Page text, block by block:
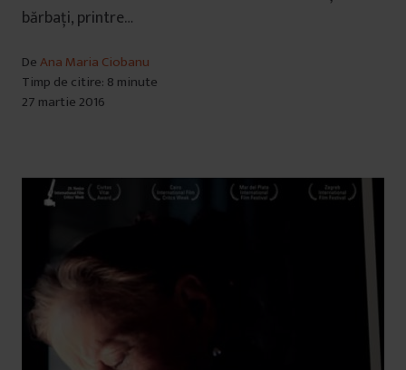
bărbați, printre…
DeAna Maria Ciobanu
Timp de citire: 8 minute
27 martie 2016